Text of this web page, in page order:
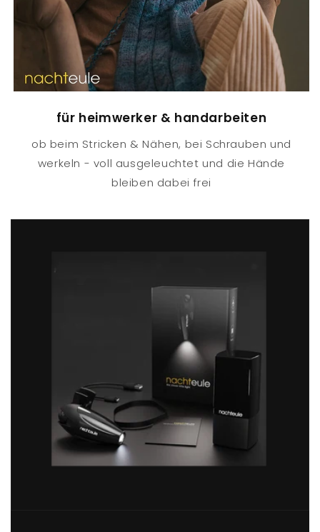
für heimwerker & handarbeiten
ob beim Stricken & Nähen, bei Schrauben und
werkeln - voll ausgeleuchtet und die Hände
bleiben dabei frei